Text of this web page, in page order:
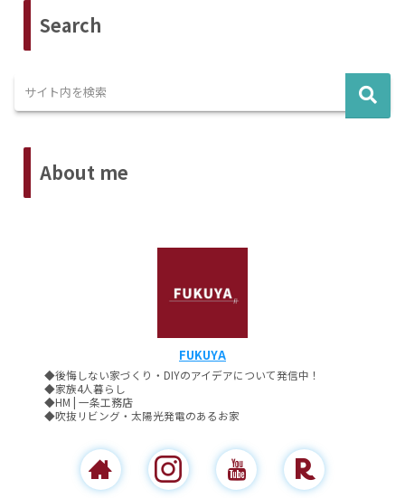
Search
About me
FUKUYA
◆後悔しない家づくり・DIYのアイデアについて発信中！
◆家族4人暮らし
◆HM | 一条工務店
◆吹抜リビング・太陽光発電のあるお家